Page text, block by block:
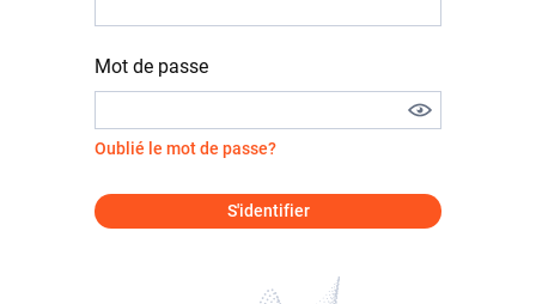
Mot de passe
Oublié le mot de passe?
S'identifier